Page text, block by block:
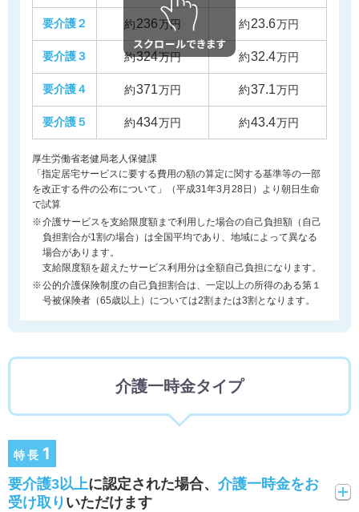
要介護２ 約236万円 約23.6万円
要介護３ 約324万円 約32.4万円
要介護４ 約371万円 約37.1万円
要介護５ 約434万円 約43.4万円
厚生労働省老健局老人保健課
「指定居宅サービスに要する費用の額の算定に関する基準等の一部
を改正する件の公布について」（平成31年3月28日）より朝日生命
で試算
介護サービスを支給限度額まで利用した場合の自己負担額（自己
負担割合が1割の場合）は全国平均であり、地域によって異なる
場合があります。
支給限度額を超えたサービス利用分は全額自己負担になります。
公的介護保険制度の自己負担割合は、一定以上の所得のある第１
号被保険者（65歳以上）については2割または3割となります。
介護一時金タイプ
特長 1
要介護3以上に認定された場合、 介護一時金をお
受け取り いただけます